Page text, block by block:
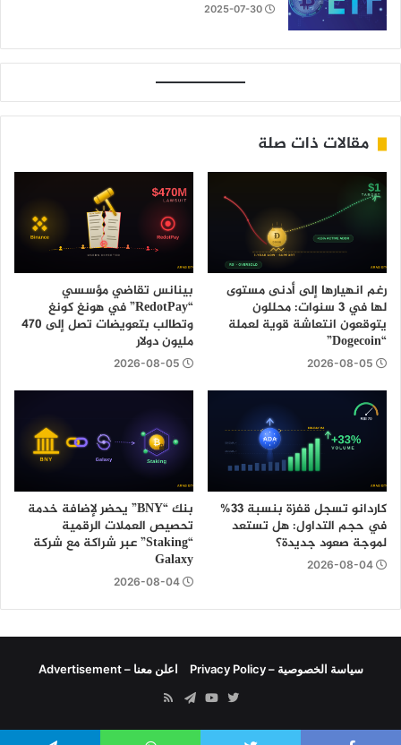
2025-07-30
مقالات ذات صلة
رغم انهيارها إلى أدنى مستوى
لها في 3 سنوات: محللون
يتوقعون انتعاشة قوية لعملة
“Dogecoin”
2026-08-05
بينانس تقاضي مؤسسي
“RedotPay” في هونغ كونغ
وتطالب بتعويضات تصل إلى 470
مليون دولار
2026-08-05
كاردانو تسجل قفزة بنسبة 33%
في حجم التداول: هل تستعد
لموجة صعود جديدة؟
2026-08-04
بنك “BNY” يحضر لإضافة خدمة
تحصيص العملات الرقمية
“Staking” عبر شراكة مع شركة
Galaxy
2026-08-04
سياسة الخصوصية – Privacy Policy اعلن معنا – Advertisement